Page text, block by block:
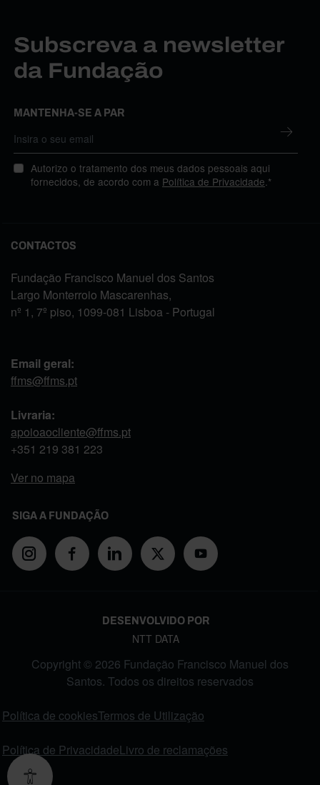
Subscreva a newsletter
da Fundação
MANTENHA-SE A PAR
Autorizo o tratamento dos meus dados pessoais aqui
fornecidos, de acordo com a Política de Privacidade.*
CONTACTOS
Fundação Francisco Manuel dos Santos
Largo Monterroio Mascarenhas,
nº 1, 7º piso, 1099-081 Lisboa - Portugal
Email geral:
ffms@ffms.pt
Livraria:
apoioaocliente@ffms.pt
+351 219 381 223
Ver no mapa
SIGA A FUNDAÇÃO
DESENVOLVIDO POR
NTT DATA
Copyright © 2026 Fundação Francisco Manuel dos
Santos. Todos os direitos reservados
Política de cookiesTermos de Utilização
Política de PrivacidadeLivro de reclamações